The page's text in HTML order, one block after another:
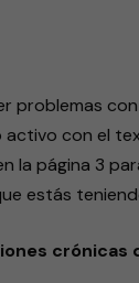
problemas
con el
página 3
estás
crónicas